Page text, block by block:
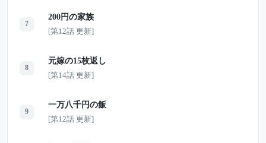
7
200円の家族
[第12話 更新]
8
元嫁の15枚返し
[第14話 更新]
9
一万八千円の飯
[第12話 更新]